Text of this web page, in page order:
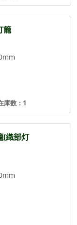
籠
庫数：1
(織部灯